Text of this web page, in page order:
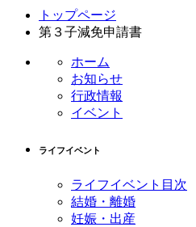
トップページ
第３子減免申請書
ホーム
お知らせ
行政情報
イベント
ライフイベント
ライフイベント目次
結婚・離婚
妊娠・出産